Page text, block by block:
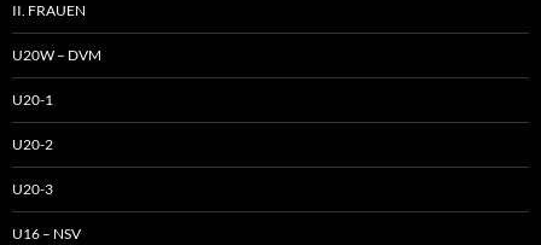
II. FRAUEN
U20W – DVM
U20-1
U20-2
U20-3
U16 – NSV